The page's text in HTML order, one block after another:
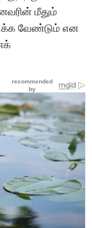
மீதும்
வேண்டும் என